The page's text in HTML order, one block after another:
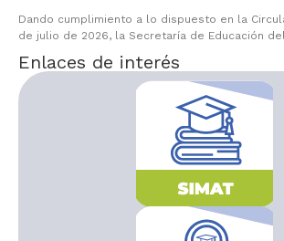
Dando cumplimiento a lo dispuesto en la
de julio de 2026, la Secretaría de Educación
Enlaces de interés